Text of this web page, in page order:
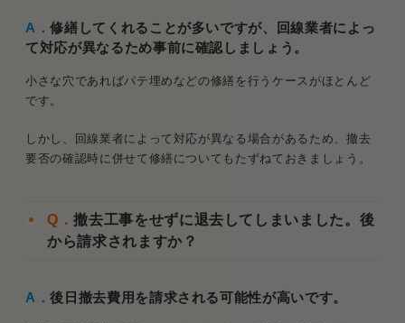
A．修繕してくれることが多いですが、回線業者によっ
て対応が異なるため事前に確認しましょう。
小さな穴であればパテ埋めなどの修繕を行うケースがほとんど
です。
しかし、回線業者によって対応が異なる場合があるため、撤去
要否の確認時に併せて修繕についてもたずねておきましょう。
Q．撤去工事をせずに退去してしまいました。後
から請求されますか？
A．後日撤去費用を請求される可能性が高いです。